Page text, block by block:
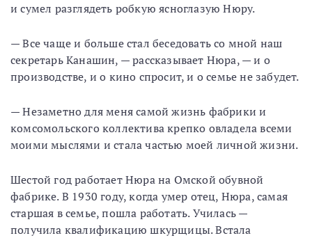
и сумел разглядеть робкую ясноглазую Нюру.
— Все чаще и больше стал беседовать со мной наш
секретарь Канашин, — рассказывает Нюра, — и о
производстве, и о кино спросит, и о семье не забудет.
— Незаметно для меня самой жизнь фабрики и
комсомольского коллектива крепко овладела всеми
моими мыслями и стала частью моей личной жизни.
Шестой год работает Нюра на Омской обувной
фабрике. В 1930 году, когда умер отец, Нюра, самая
старшая в семье, пошла работать. Училась —
получила квалификацию шкурщицы. Встала